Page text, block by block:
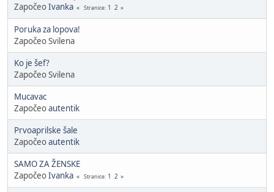
ZapočeoIvanka Stranice 1 2
Poruka za lopova!
Započeo Svilena
Ko je šef?
Započeo Svilena
Mucavac
Započeoautentik
Prvoaprilske šale
Započeoautentik
SAMO ZA ŽENSKE
ZapočeoIvanka Stranice 1 2